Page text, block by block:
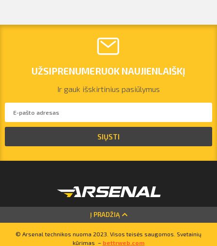
vilnius@arsenalrent.com
UŽSIPRENUMERUOK NAUJIENLAIŠKĮ
Ir gauk išskirtinius pasiūlymus
SIŲSTI
Į PRADŽIĄ
© Arsenal technikos nuoma 2023. Visos teisės saugomos. Svetainių
kūrimas – bettrweb.com